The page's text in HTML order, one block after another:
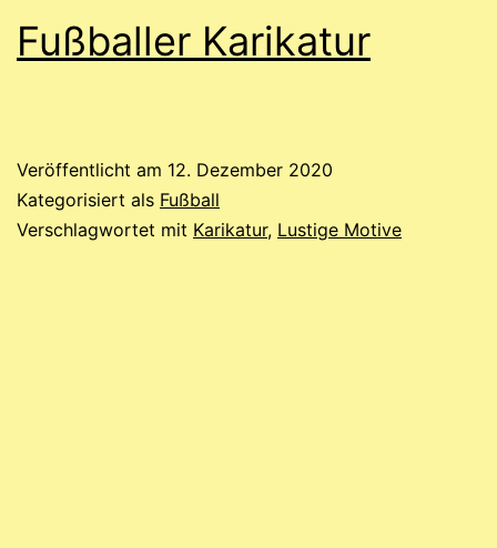
Fußballer Karikatur
Veröffentlicht am 12. Dezember 2020
Kategorisiert als Fußball
Verschlagwortet mit Karikatur, Lustige Motive